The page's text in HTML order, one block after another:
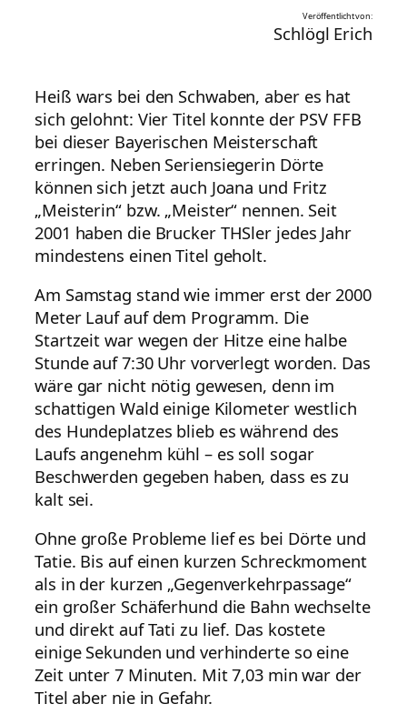
Veröffentlicht von:
Schlögl Erich
Heiß wars bei den Schwaben, aber es hat
sich gelohnt: Vier Titel konnte der PSV FFB
bei dieser Bayerischen Meisterschaft
erringen. Neben Seriensiegerin Dörte
können sich jetzt auch Joana und Fritz
„Meisterin“ bzw. „Meister“ nennen. Seit
2001 haben die Brucker THSler jedes Jahr
mindestens einen Titel geholt.
Am Samstag stand wie immer erst der 2000
Meter Lauf auf dem Programm. Die
Startzeit war wegen der Hitze eine halbe
Stunde auf 7:30 Uhr vorverlegt worden. Das
wäre gar nicht nötig gewesen, denn im
schattigen Wald einige Kilometer westlich
des Hundeplatzes blieb es während des
Laufs angenehm kühl – es soll sogar
Beschwerden gegeben haben, dass es zu
kalt sei.
Ohne große Probleme lief es bei Dörte und
Tatie. Bis auf einen kurzen Schreckmoment
als in der kurzen „Gegenverkehrpassage“
ein großer Schäferhund die Bahn wechselte
und direkt auf Tati zu lief. Das kostete
einige Sekunden und verhinderte so eine
Zeit unter 7 Minuten. Mit 7,03 min war der
Titel aber nie in Gefahr.